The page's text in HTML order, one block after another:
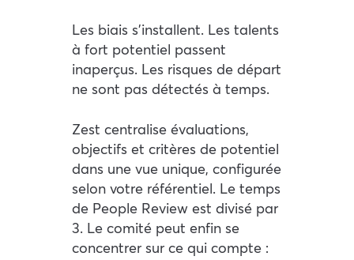
Les biais s’installent. Les talents
à fort potentiel passent
inaperçus. Les risques de départ
ne sont pas détectés à temps.
Zest centralise évaluations,
objectifs et critères de potentiel
dans une vue unique, configurée
selon votre référentiel. Le temps
de People Review est divisé par
3. Le comité peut enfin se
concentrer sur ce qui compte :